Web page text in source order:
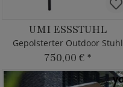
UMI ESSSTUHL
Gepolsterter Outdoor Stuhl
750,00 € *